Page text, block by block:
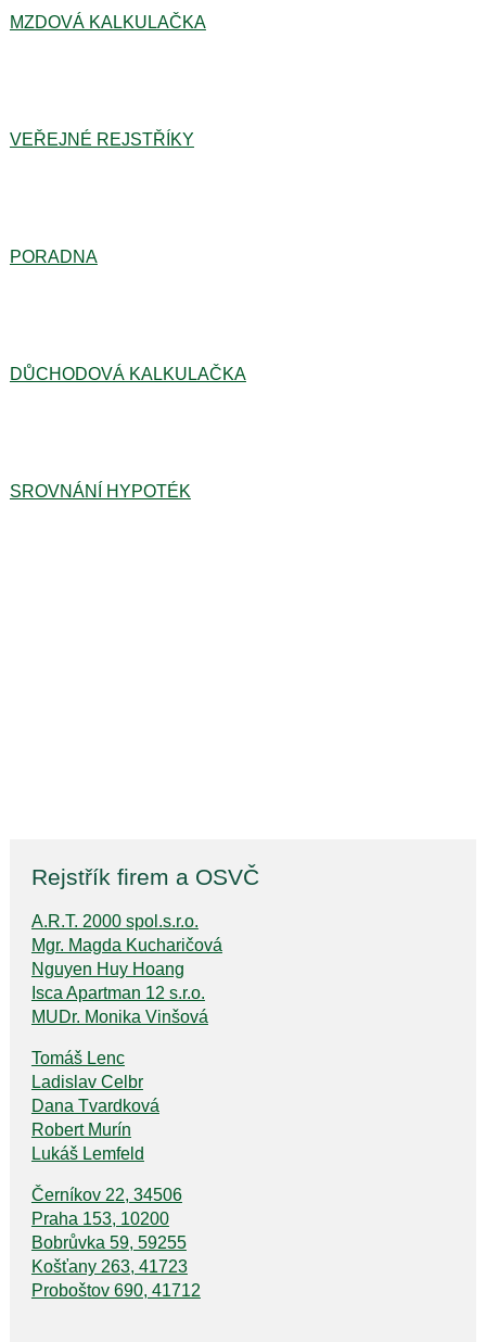
MZDOVÁ KALKULAČKA
VEŘEJNÉ REJSTŘÍKY
PORADNA
DŮCHODOVÁ KALKULAČKA
SROVNÁNÍ HYPOTÉK
Rejstřík firem a OSVČ
A.R.T. 2000 spol.s.r.o.
Mgr. Magda Kucharičová
Nguyen Huy Hoang
Isca Apartman 12 s.r.o.
MUDr. Monika Vinšová
Tomáš Lenc
Ladislav Celbr
Dana Tvardková
Robert Murín
Lukáš Lemfeld
Černíkov 22, 34506
Praha 153, 10200
Bobrůvka 59, 59255
Košťany 263, 41723
Proboštov 690, 41712